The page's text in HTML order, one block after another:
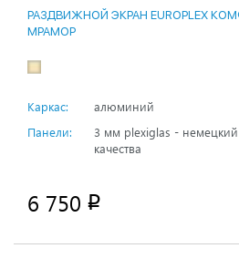
РАЗДВИЖНОЙ ЭКРАН EUROPLEX
МРАМОР
Каркас:
алюминий
Панели:
3 мм plexiglas - немецкий
качества
6 750 p